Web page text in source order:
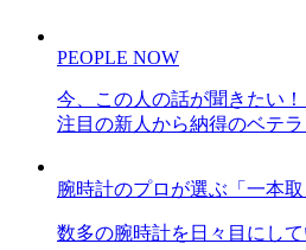
PEOPLE NOW
今、この人の話が聞きたい
注目の新人から納得のベテ
腕時計のプロが選ぶ「一本取
数多の腕時計を日々目にし